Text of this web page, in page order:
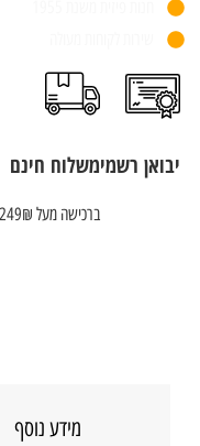
יבואן רשמימשלוח חינם
ברכישה מעל 249₪
מידע נוסף